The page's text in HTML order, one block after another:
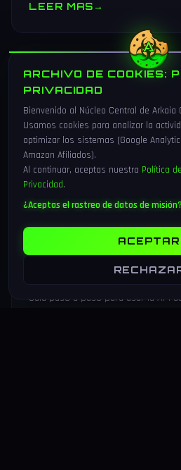
precios.
LEER MAS→
TUTORIALES
Tutorial FLUX 3 API:
audio e imagen con
paso (2026)
Guía paso a paso para usar la API
ARCHIVO DE COOKIES:
PRIVACIDAD
Bienvenido al Núcleo Central de Arkaia
Usamos cookies para analizar la
optimizar los sistemas (Google
Amazon Afiliados).
Al continuar, aceptas nuestra Política
Privacidad.
¿Aceptas el rastreo de datos de misión?
ACEPTAR